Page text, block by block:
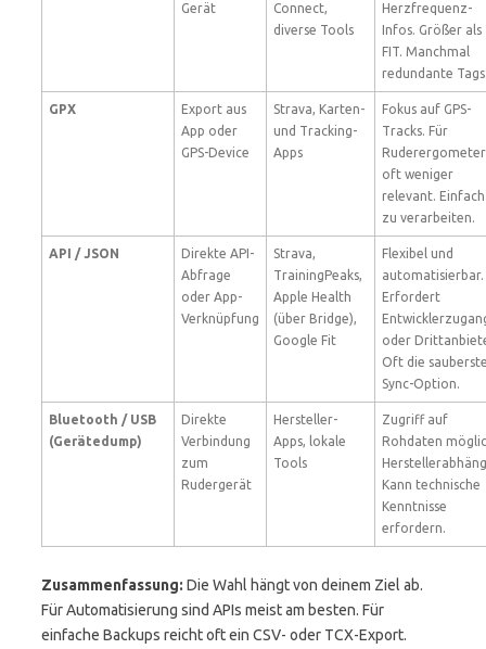
Gerät
Connect,
diverse Tools
Herzfrequenz-
Infos. Größer als
FIT. Manchmal
redundante
GPX
Export aus
App oder
GPS-Device
Strava, Karten-
und Tracking-
Apps
Fokus auf GPS-
Tracks. Für
Ruderergometer
oft weniger
relevant. Einfach
zu verarbeiten.
API / JSON
Direkte API-
Abfrage
oder App-
Verknüpfung
Strava,
TrainingPeaks,
Apple Health
(über Bridge),
Google Fit
Flexibel und
automatisierbar.
Erfordert
oder
Oft die
Sync-Option.
Bluetooth / USB
(Gerätedump)
Direkte
Verbindung
zum
Rudergerät
Hersteller-
Apps, lokale
Tools
Zugriff auf
Rohdaten
Kann technische
Kenntnisse
erfordern.
Zusammenfassung: Die Wahl hängt von deinem Ziel ab.
Für Automatisierung sind APIs meist am besten. Für
einfache Backups reicht oft ein CSV- oder TCX-Export.